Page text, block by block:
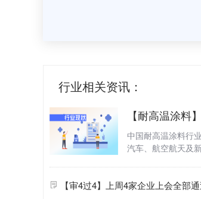
行业相关资讯：
中国耐高温涂料行
汽车、航空航天及